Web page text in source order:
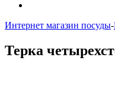
Интернет магазин посуды-
Терка